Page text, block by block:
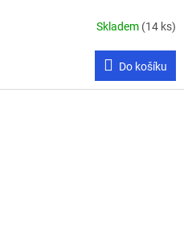
Skladem (14 ks)
Do košíku